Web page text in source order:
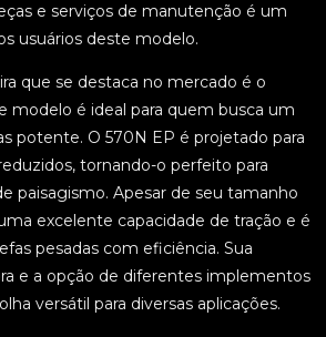
e serviços de manutenção é um
usuários deste modelo.
que se destaca no mercado é o
modelo é ideal para quem busca um
potente. O 570N EP é projetado para
tornando-o perfeito para
paisagismo. Apesar de seu tamanho
excelente capacidade de tração e é
pesadas com eficiência. Sua
e a opção de diferentes implementos
versátil para diversas aplicações.